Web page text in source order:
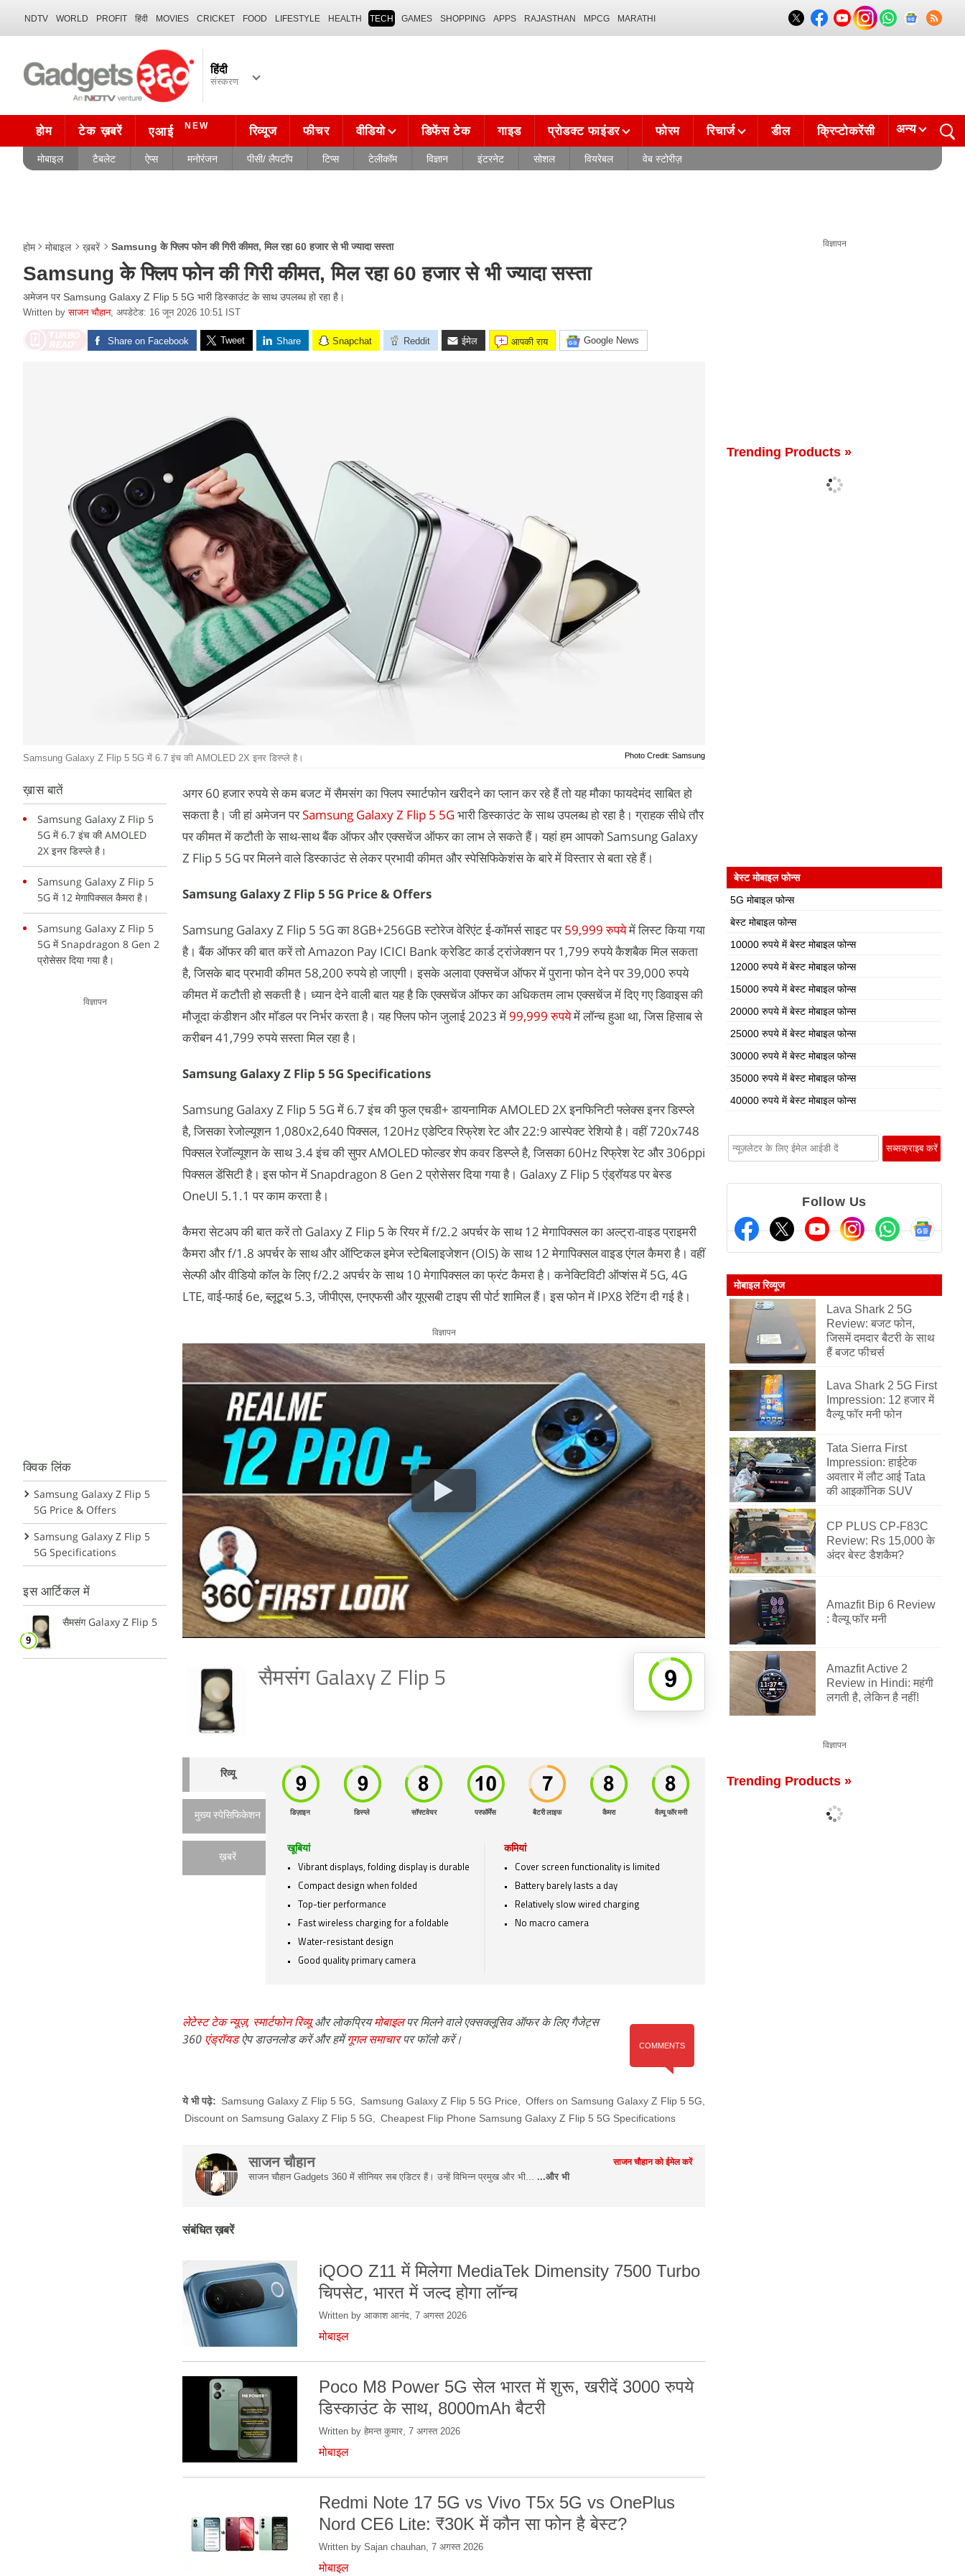
NDTV WORLD PROFIT हिंदी MOVIES CRICKET FOOD LIFESTYLE HEALTH TECH GAMES SHOPPING APPS RAJASTHAN MPCG MARATHI
हिंदी
संस्करण
होम टेक ख़बरें एआई NEW रिव्यूज फीचर वीडियो डिफेंस टेक गाइड प्रोडक्ट फाइंडर फोरम रिचार्ज डील क्रिप्टोकरेंसी अन्य
मोबाइल टैबलेट ऐप्स मनोरंजन पीसी/ लैपटॉप टिप्स टेलीकॉम विज्ञान इंटरनेट सोशल वियरेबल वेब स्टोरीज़
होम मोबाइल ख़बरें Samsung के फ्लिप फोन की गिरी कीमत, मिल रहा 60 हजार से भी ज्यादा सस्ता
Samsung के फ्लिप फोन की गिरी कीमत, मिल रहा 60 हजार से भी ज्यादा सस्ता
अमेजन पर Samsung Galaxy Z Flip 5 5G भारी डिस्काउंट के साथ उपलब्ध हो रहा है।
Written byसाजन चौहान, अपडेटेड: 16 जून 2026 10:51 IST
Share on Facebook Tweet Share Snapchat Reddit ईमेल आपकी राय Google News
Photo Credit: Samsung
Samsung Galaxy Z Flip 5 5G में 6.7 इंच की AMOLED 2X इनर डिस्प्ले है।
ख़ास बातें
Samsung Galaxy Z Flip 5
5G में 6.7 इंच की AMOLED
2X इनर डिस्प्ले है।
Samsung Galaxy Z Flip 5
5G में 12 मेगापिक्सल कैमरा है।
Samsung Galaxy Z Flip 5
5G में Snapdragon 8 Gen 2
प्रोसेसर दिया गया है।
विज्ञापन
क्विक लिंक
Samsung Galaxy Z Flip 5
5G Price & Offers
Samsung Galaxy Z Flip 5
5G Specifications
इस आर्टिकल में
सैमसंग Galaxy Z Flip 5
अगर 60 हजार रुपये से कम बजट में सैमसंग का फ्लिप स्मार्टफोन खरीदने का प्लान कर रहे हैं तो यह मौका फायदेमंद साबित हो
सकता है। जी हां अमेजन परSamsung Galaxy Z Flip 5 5Gभारी डिस्काउंट के साथ उपलब्ध हो रहा है। ग्राहक सीधे तौर
पर कीमत में कटौती के साथ-साथ बैंक ऑफर और एक्सचेंज ऑफर का लाभ ले सकते हैं। यहां हम आपको Samsung Galaxy
Z Flip 5 5G पर मिलने वाले डिस्काउंट से लेकर प्रभावी कीमत और स्पेसिफिकेशंस के बारे में विस्तार से बता रहे हैं।
Samsung Galaxy Z Flip 5 5G Price & Offers
Samsung Galaxy Z Flip 5 5G का 8GB+256GB स्टोरेज वेरिएंट ई-कॉमर्स साइट पर59,999 रुपयेमें लिस्ट किया गया
है। बैंक ऑफर की बात करें तो Amazon Pay ICICI Bank क्रेडिट कार्ड ट्रांजेक्शन पर 1,799 रुपये कैशबैक मिल सकता
है, जिसके बाद प्रभावी कीमत 58,200 रुपये हो जाएगी। इसके अलावा एक्सचेंज ऑफर में पुराना फोन देने पर 39,000 रुपये
कीमत में कटौती हो सकती है। ध्यान देने वाली बात यह है कि एक्सचेंज ऑफर का अधिकतम लाभ एक्सचेंज में दिए गए डिवाइस की
मौजूदा कंडीशन और मॉडल पर निर्भर करता है। यह फ्लिप फोन जुलाई 2023 में99,999 रुपयेमें लॉन्च हुआ था, जिस हिसाब से
करीबन 41,799 रुपये सस्ता मिल रहा है।
Samsung Galaxy Z Flip 5 5G Specifications
Samsung Galaxy Z Flip 5 5G में 6.7 इंच की फुल एचडी+ डायनामिक AMOLED 2X इनफिनिटी फ्लेक्स इनर डिस्प्ले
है, जिसका रेजोल्यूशन 1,080x2,640 पिक्सल, 120Hz एडेप्टिव रिफ्रेश रेट और 22:9 आस्पेक्ट रेशियो है। वहीं 720x748
पिक्सल रेजॉल्यूशन के साथ 3.4 इंच की सुपर AMOLED फोल्डर शेप कवर डिस्प्ले है, जिसका 60Hz रिफ्रेश रेट और 306ppi
पिक्सल डेंसिटी है। इस फोन में Snapdragon 8 Gen 2 प्रोसेसर दिया गया है। Galaxy Z Flip 5 एंड्रॉयड पर बेस्ड
OneUI 5.1.1 पर काम करता है।
कैमरा सेटअप की बात करें तो Galaxy Z Flip 5 के रियर में f/2.2 अपर्चर के साथ 12 मेगापिक्सल का अल्ट्रा-वाइड प्राइमरी
कैमरा और f/1.8 अपर्चर के साथ और ऑप्टिकल इमेज स्टेबिलाइजेशन (OIS) के साथ 12 मेगापिक्सल वाइड एंगल कैमरा है। वहीं
सेल्फी और वीडियो कॉल के लिए f/2.2 अपर्चर के साथ 10 मेगापिक्सल का फ्रंट कैमरा है। कनेक्टिविटी ऑप्शंस में 5G, 4G
LTE, वाई-फाई 6e, ब्लूटूथ 5.3, जीपीएस, एनएफसी और यूएसबी टाइप सी पोर्ट शामिल हैं। इस फोन में IPX8 रेटिंग दी गई है।
विज्ञापन
सैमसंग Galaxy Z Flip 5
रिव्यू
मुख्य स्पेसिफिकेशन
ख़बरें
डिज़ाइन डिस्प्ले सॉफ्टवेयर परफॉर्मेंस बैटरी लाइफ कैमरा वैल्यू फॉर मनी
खूबियां
Vibrant displays, folding display is durable
Compact design when folded
Top-tier performance
Fast wireless charging for a foldable
Water-resistant design
Good quality primary camera
कमियां
Cover screen functionality is limited
Battery barely lasts a day
Relatively slow wired charging
No macro camera
COMMENTS
लेटेस्ट टेक न्यूज़, स्मार्टफोन रिव्यूऔर लोकप्रियमोबाइलपर मिलने वाले एक्सक्लूसिव ऑफर के लिए गैजेट्स
360 एंड्रॉयडऐप डाउनलोड करें और हमेंगूगल समाचारपर फॉलो करें।
ये भी पढ़े: Samsung Galaxy Z Flip 5 5G Samsung Galaxy Z Flip 5 5G Price Offers on Samsung Galaxy Z Flip 5 5G
Discount on Samsung Galaxy Z Flip 5 5G
Cheapest Flip Phone Samsung Galaxy Z Flip 5 5G Specifications
साजन चौहान साजन चौहान को ईमेल करें
साजन चौहान Gadgets 360 में सीनियर सब एडिटर हैं। उन्हें विभिन्न प्रमुख और भी... ...और भी
संबंधित ख़बरें
iQOO Z11 में मिलेगा MediaTek Dimensity 7500 Turbo
चिपसेट, भारत में जल्द होगा लॉन्च
Written by आकाश आनंद, 7 अगस्त 2026
मोबाइल
Poco M8 Power 5G सेल भारत में शुरू, खरीदें 3000 रुपये
डिस्काउंट के साथ, 8000mAh बैटरी
Written by हेमन्त कुमार, 7 अगस्त 2026
मोबाइल
Redmi Note 17 5G vs Vivo T5x 5G vs OnePlus
Nord CE6 Lite: ₹30K में कौन सा फोन है बेस्ट?
Written by Sajan chauhan, 7 अगस्त 2026
मोबाइल
विज्ञापन
Trending Products »
बेस्ट मोबाइल फोन्स
5G मोबाइल फोन्स
बेस्ट मोबाइल फोन्स
10000 रुपये में बेस्ट मोबाइल फोन्स
12000 रुपये में बेस्ट मोबाइल फोन्स
15000 रुपये में बेस्ट मोबाइल फोन्स
20000 रुपये में बेस्ट मोबाइल फोन्स
25000 रुपये में बेस्ट मोबाइल फोन्स
30000 रुपये में बेस्ट मोबाइल फोन्स
35000 रुपये में बेस्ट मोबाइल फोन्स
40000 रुपये में बेस्ट मोबाइल फोन्स
Follow Us
मोबाइल रिव्यूज
Lava Shark 2 5G
Review: बजट फोन,
जिसमें दमदार बैटरी के साथ
हैं बजट फीचर्स
Lava Shark 2 5G First
Impression: 12 हजार में
वैल्यू फॉर मनी फोन
Tata Sierra First
Impression: हाईटेक
अवतार में लौट आई Tata
की आइकॉनिक SUV
CP PLUS CP-F83C
Review: Rs 15,000 के
अंदर बेस्ट डैशकैम?
Amazfit Bip 6 Review
: वैल्यू फॉर मनी
Amazfit Active 2
Review in Hindi: महंगी
लगती है, लेकिन है नहीं!
विज्ञापन
Trending Products »